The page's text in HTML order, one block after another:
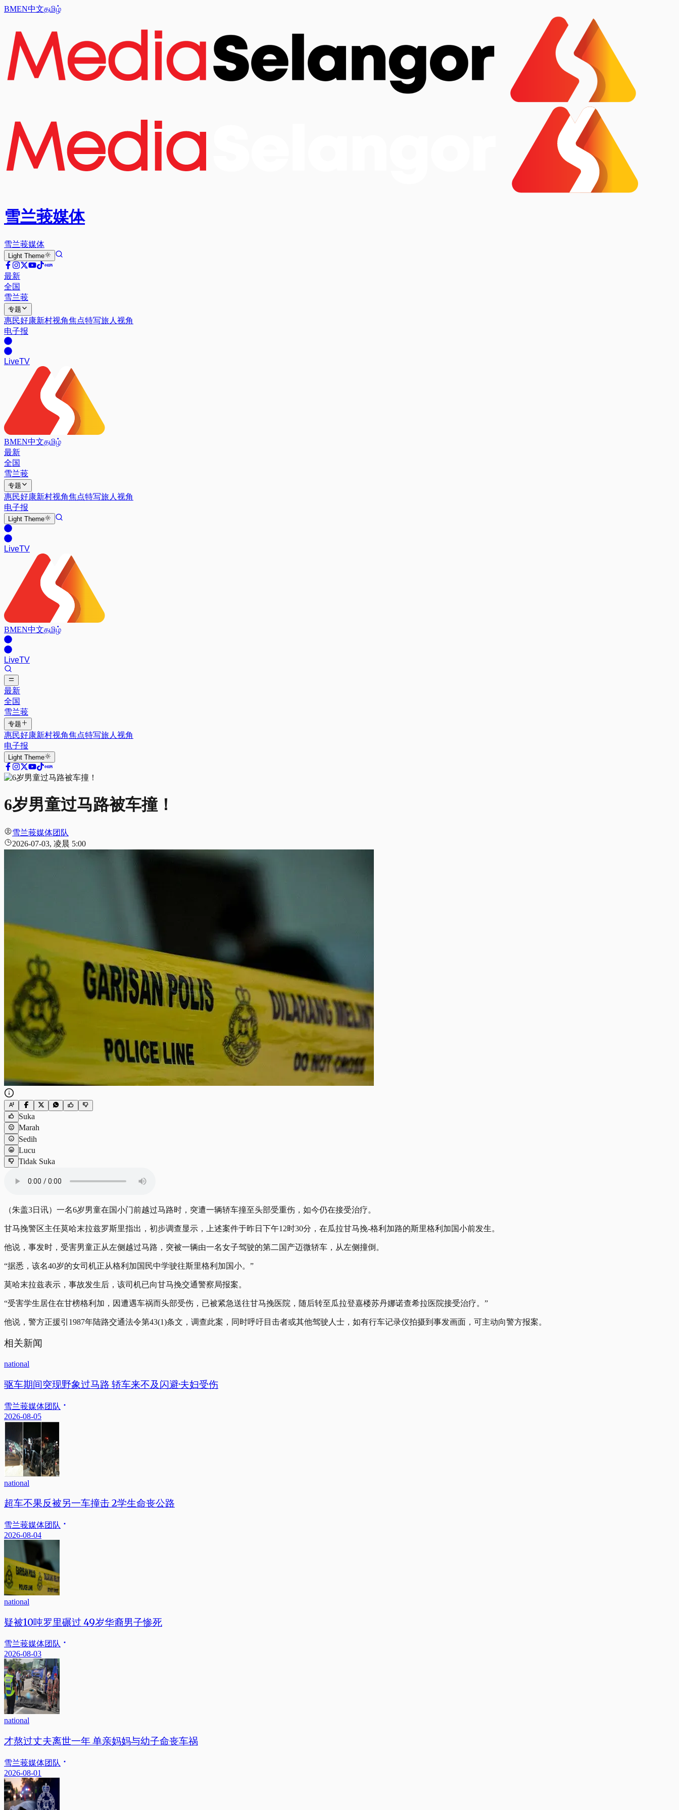
BMEN中文தமிழ்
雪兰莪媒体
雪兰莪媒体
Light Theme
最新
全国
雪兰莪
专题
惠民好康新村视角焦点特写旅人视角
电子报
LiveTV
BMEN中文தமிழ்
最新
全国
雪兰莪
专题
惠民好康新村视角焦点特写旅人视角
电子报
Light Theme
LiveTV
BMEN中文தமிழ்
LiveTV
最新
全国
雪兰莪
专题
惠民好康新村视角焦点特写旅人视角
电子报
Light Theme
6岁男童过马路被车撞！
雪兰莪媒体团队
2026-07-03, 凌晨 5:00
Suka
Marah
Sedih
Lucu
Tidak Suka
（朱盖3日讯）一名6岁男童在国小门前越过马路时，突遭一辆轿车撞至头部受重伤，如今仍在接受治疗。
甘马挽警区主任莫哈末拉兹罗斯里指出，初步调查显示，上述案件于昨日下午12时30分，在瓜拉甘马挽-格利加路的斯里格利加国小前发生。
他说，事发时，受害男童正从左侧越过马路，突被一辆由一名女子驾驶的第二国产迈微轿车，从左侧撞倒。
“据悉，该名40岁的女司机正从格利加国民中学驶往斯里格利加国小。”
莫哈末拉兹表示，事故发生后，该司机已向甘马挽交通警察局报案。
“受害学生居住在甘榜格利加，因遭遇车祸而头部受伤，已被紧急送往甘马挽医院，随后转至瓜拉登嘉楼苏丹娜诺查希拉医院接受治疗。”
他说，警方正援引1987年陆路交通法令第43(1)条文，调查此案，同时呼吁目击者或其他驾驶人士，如有行车记录仪拍摄到事发画面，可主动向警方报案。
相关新闻
national
驱车期间突现野象过马路 轿车来不及闪避·夫妇受伤
雪兰莪媒体团队
2026-08-05
national
超车不果反被另一车撞击 2学生命丧公路
雪兰莪媒体团队
2026-08-04
national
疑被10吨罗里碾过 49岁华裔男子惨死
雪兰莪媒体团队
2026-08-03
national
才熬过丈夫离世一年 单亲妈妈与幼子命丧车祸
雪兰莪媒体团队
2026-08-01